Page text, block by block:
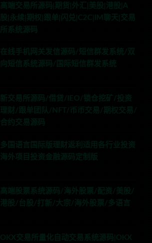
高端交易所源码|期货|外汇|美股|港股|A
股|永续|期权|跟单|闪兑|C2C|IM聊天|交易
所系统源码
在线手机网关发信源码/短信群发系统/双
向短信系统源码/国际短信群发系统
新交易所源码/借贷/IEO/锁仓挖矿/投资
理财/跟单团队/NFT/币币交易/期权交易/
合约交易源码
多国语言国际版理财返利适用各行业投资
海外项目投资金融源码定制版
高端股票系统源码/海外股票/配资/美股/
港股/台股/打新/大宗/海外股票/多语言
OKX交易所量化自动交易系统源码|OKX